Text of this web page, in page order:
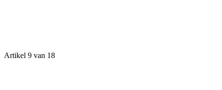
Artikel 9 van 18